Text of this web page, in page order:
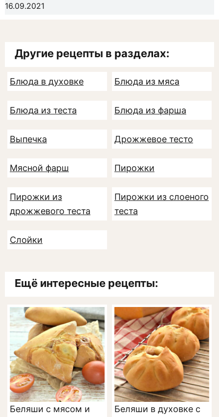
16.09.2021
Другие рецепты в разделах:
Блюда в духовке Блюда из мяса
Блюда из теста Блюда из фарша
Выпечка Дрожжевое тесто
Мясной фарш Пирожки
Пирожки из
дрожжевого теста
Пирожки из слоеного
теста
Слойки
Ещё интересные рецепты:
Беляши с мясом и
Беляши в духовке с